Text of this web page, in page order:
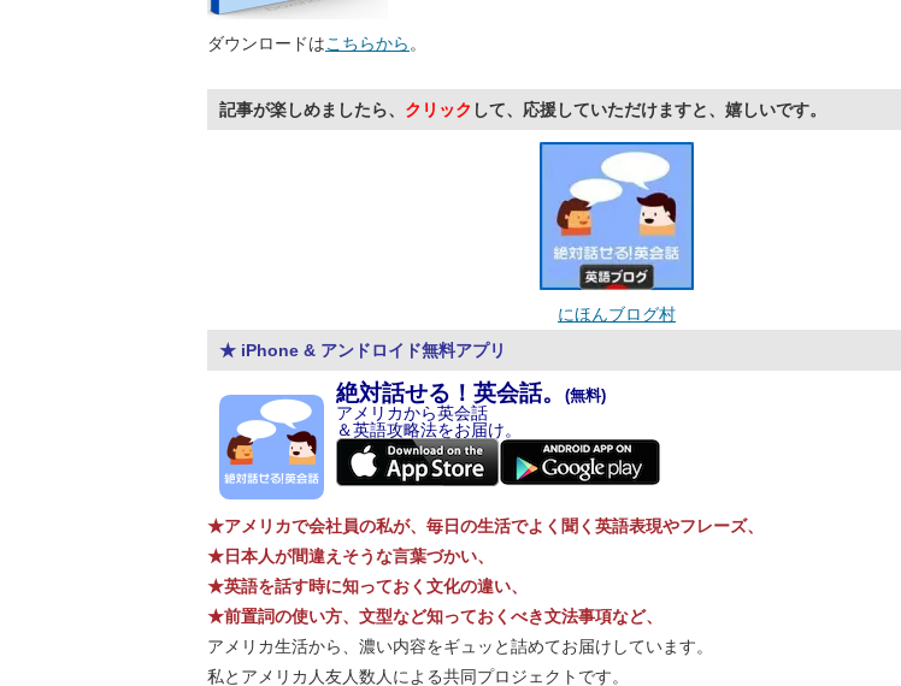
ダウンロードはこちらから 。
記事が楽しめましたら、 クリック して、応援していただけますと、嬉しいです。
にほんブログ村
★ iPhone & アンドロイド無料アプリ
絶対話せる！英会話。 (無料)
アメリカから英会話
＆英語攻略法をお届け。
★アメリカで会社員の私が、毎日の生活でよく聞く英語表現やフレーズ、
★日本人が間違えそうな言葉づかい、
★英語を話す時に知っておく文化の違い、
★前置詞の使い方、文型など知っておくべき文法事項など、
アメリカ生活から、濃い内容をギュッと詰めてお届けしています。
私とアメリカ人友人数人による共同プロジェクトです。